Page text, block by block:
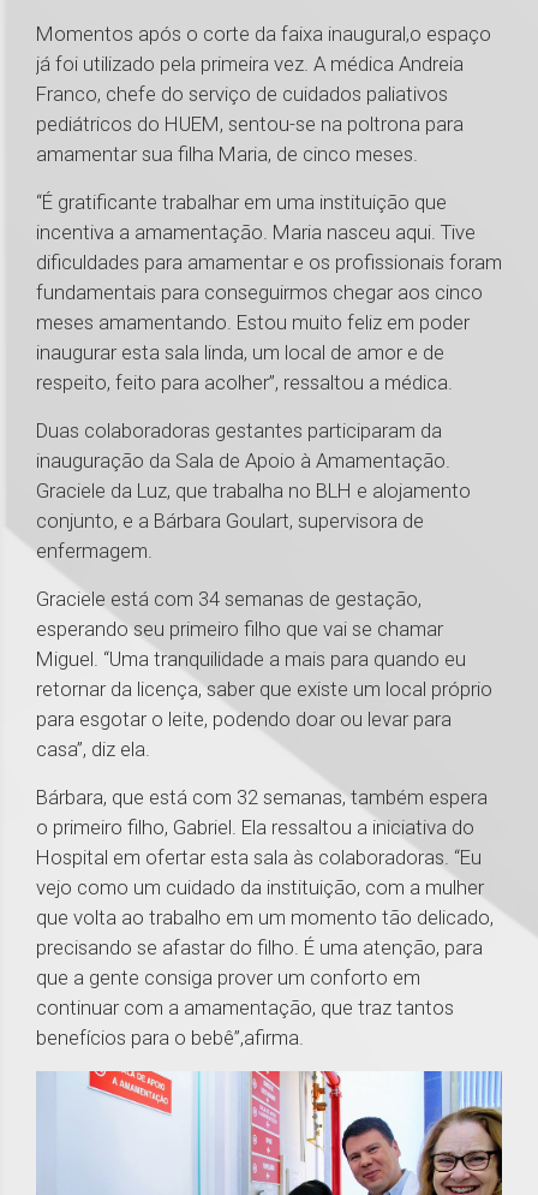
Momentos após o corte da faixa inaugural,o espaço
já foi utilizado pela primeira vez. A médica Andreia
Franco, chefe do serviço de cuidados paliativos
pediátricos do HUEM, sentou-se na poltrona para
amamentar sua filha Maria, de cinco meses.
“É gratificante trabalhar em uma instituição que
incentiva a amamentação. Maria nasceu aqui. Tive
dificuldades para amamentar e os profissionais foram
fundamentais para conseguirmos chegar aos cinco
meses amamentando. Estou muito feliz em poder
inaugurar esta sala linda, um local de amor e de
respeito, feito para acolher”, ressaltou a médica.
Duas colaboradoras gestantes participaram da
inauguração da Sala de Apoio à Amamentação.
Graciele da Luz, que trabalha no BLH e alojamento
conjunto, e a Bárbara Goulart, supervisora de
enfermagem.
Graciele está com 34 semanas de gestação,
esperando seu primeiro filho que vai se chamar
Miguel. “Uma tranquilidade a mais para quando eu
retornar da licença, saber que existe um local próprio
para esgotar o leite, podendo doar ou levar para
casa”, diz ela.
Bárbara, que está com 32 semanas, também espera
o primeiro filho, Gabriel. Ela ressaltou a iniciativa do
Hospital em ofertar esta sala às colaboradoras. “Eu
vejo como um cuidado da instituição, com a mulher
que volta ao trabalho em um momento tão delicado,
precisando se afastar do filho. É uma atenção, para
que a gente consiga prover um conforto em
continuar com a amamentação, que traz tantos
benefícios para o bebê”,afirma.